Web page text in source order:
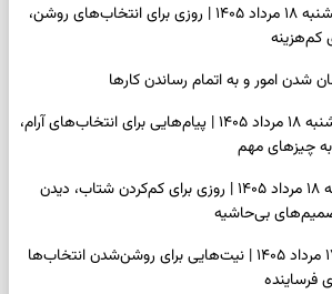
فال سرنوشت امروز یکشنبه ۱۸ مرداد ۱۴۰۵ | روزی برای انتخاب‌های روشن،
کم‌هزینه
فال فرشتگان امروز یکشنبه ۱۸ مرداد ۱۴۰۵ | پیام‌هایی برای انتخاب‌های آرام،
چیزهای مهم
فال روزانه امروز یکشنبه ۱۸ مرداد ۱۴۰۵ | روزی برای کم‌کردن شتاب، دیدن
بی‌حاشیه
فال ابجد امروز شنبه ۱۷ مرداد ۱۴۰۵ | نیت‌هایی برای روشن‌شدن انتخاب‌ها
فرساینده